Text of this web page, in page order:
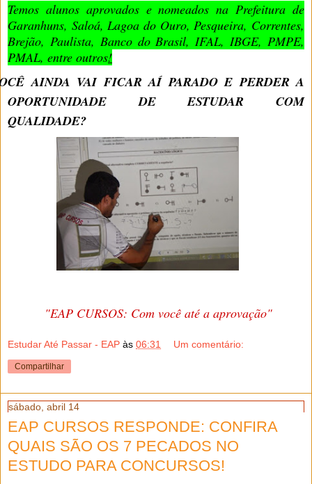
Temos alunos aprovados e nomeados na Prefeitura de
Garanhuns, Saloá, Lagoa do Ouro, Pesqueira, Correntes,
Brejão, Paulista, Banco do Brasil, IFAL, IBGE, PMPE,
PMAL, entre outros!
AINDA VAI FICAR AÍ PARADO E PERDER A
OPORTUNIDADE DE ESTUDAR COM
QUALIDADE?
"EAP CURSOS: Com você até a aprovação"
Estudar Até Passar - EAP às 06:31 Um comentário:
Compartilhar
sábado, abril 14
EAP CURSOS RESPONDE: CONFIRA
QUAIS SÃO OS 7 PECADOS NO
ESTUDO PARA CONCURSOS!